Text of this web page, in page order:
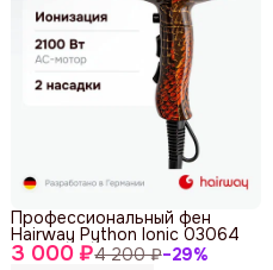
3 000 ₽4 200 ₽−29%
Профессиональный фен
Hairway Python Ionic 03064